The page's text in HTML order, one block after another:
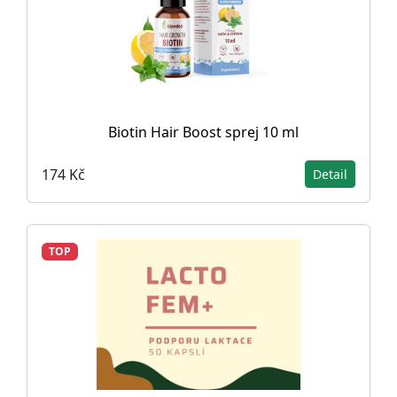
Biotin Hair Boost sprej 10 ml
174 Kč Detail
TOP